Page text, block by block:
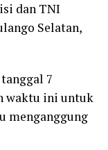
dan TNI
Selatan,
7
waktu ini untuk
menganggung